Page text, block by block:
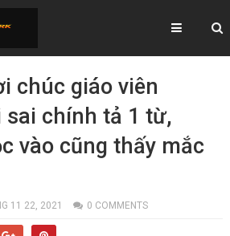
chúc giáo viên
chính tả 1 từ,
vào cũng thấy mắc
11 22, 2021 0 COMMENTS